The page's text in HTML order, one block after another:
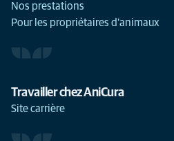
Nos prestations
Pour les propriétaires d'animaux
Travailler chez AniCura
Site carrière